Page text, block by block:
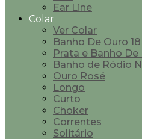
Ear Line
Colar
Ver Colar
Banho De Ouro
Prata e Banho
Banho de Ródio
Ouro Rosé
Longo
Curto
Choker
Correntes
Solitário